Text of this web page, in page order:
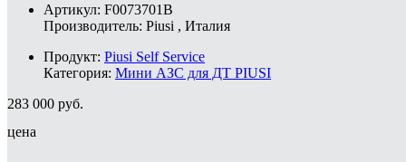
Артикул: F0073701B
Производитель: Piusi , Италия
Продукт: Piusi Self Service
Категория: Мини АЗС для ДТ PIUSI
283 000 руб.
цена